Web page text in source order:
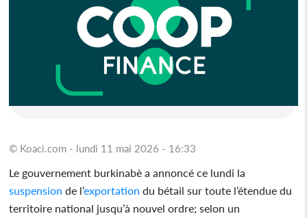
© Koaci.com - lundi 11 mai 2026 - 16:33
Le gouvernement burkinabè a annoncé ce lundi la
suspension de l’exportation du bétail sur toute l’étendue du
territoire national jusqu’à nouvel ordre; selon un